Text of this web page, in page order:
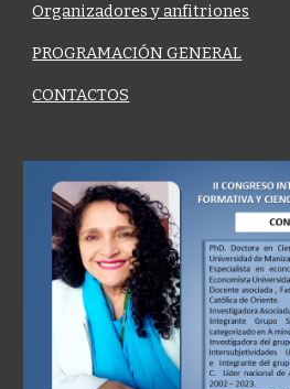
Organizadores y anfitriones
PROGRAMACIÓN GENERAL
CONTACTOS